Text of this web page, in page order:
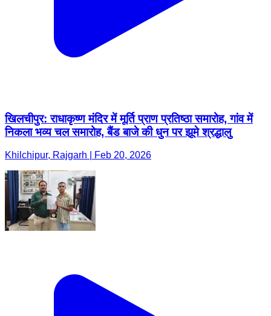
खिलचीपुर: राधाकृष्ण मंदिर में मूर्ति प्राण प्रतिष्ठा समारोह, गांव में
निकला भव्य चल समारोह, बैंड बाजे की धुन पर झूमे श्रद्धालु
Khilchipur, Rajgarh | Feb 20, 2026